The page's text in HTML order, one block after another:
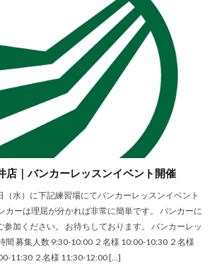
店｜バンカーレッスンイベント開催
（水）に下記練習場にてバンカーレッスンイベント
カーは理屈が分かれば非常に簡単です。 バンカーに
加ください。 お待ちしております。 バンカーレッ
間 募集人数 9:30-10:00 ２名様 10:00-10:30 ２名様
11:30 ２名様 11:30-12:00 […]